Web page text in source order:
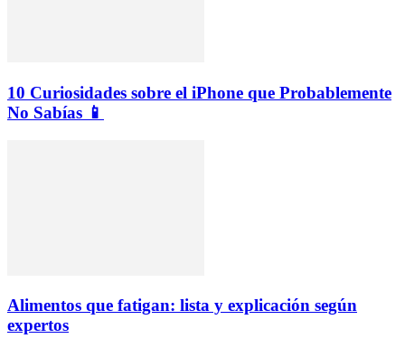
10 Curiosidades sobre el iPhone que Probablemente
No Sabías 📱
Alimentos que fatigan: lista y explicación según
expertos